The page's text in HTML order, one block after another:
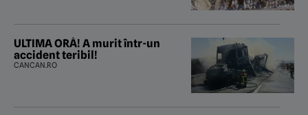
ULTIMA ORĂ! A murit într-un
accident teribil!
CANCAN.RO